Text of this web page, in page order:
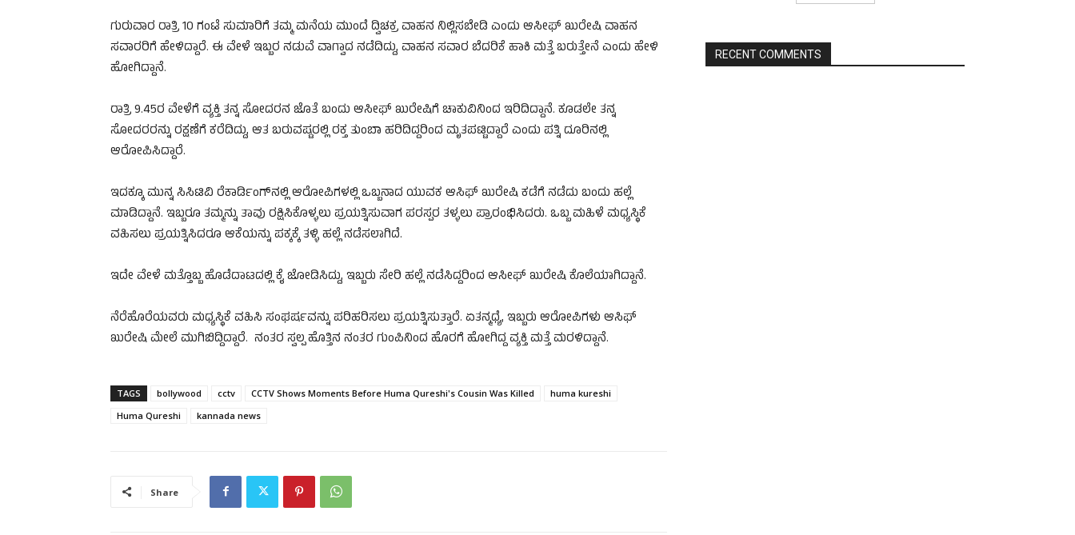
ಗುರುವಾರ ರಾತ್ರಿ 10 ಗಂಟೆ ಸುಮಾರಿಗೆ ತಮ್ಮ ಮನೆಯ ಮುಂದೆ ದ್ವಿಚಕ್ರ ವಾಹನ ನಿಲ್ಲಿಸಬೇಡಿ ಎಂದು ಆಸೀಫ್ ಖುರೇಷಿ ವಾಹನ
ಸವಾರರಿಗೆ ಹೇಳಿದ್ದಾರೆ. ಈ ವೇಳೆ ಇಬ್ಬರ ನಡುವೆ ವಾಗ್ವಾದ ನಡೆದಿದ್ದು, ವಾಹನ ಸವಾರ ಬೆದರಿಕೆ ಹಾಕಿ ಮತ್ತೆ ಬರುತ್ತೇನೆ ಎಂದು ಹೇಳಿ
ಹೋಗಿದ್ದಾನೆ.
ರಾತ್ರಿ 9.45ರ ವೇಳೆಗೆ ವ್ಯಕ್ತಿ ತನ್ನ ಸೋದರನ ಜೊತೆ ಬಂದು ಆಸೀಫ್ ಖುರೇಷಿಗೆ ಚಾಕುವಿನಿಂದ ಇರಿದಿದ್ದಾನೆ. ಕೂಡಲೇ ತನ್ನ
ಸೋದರರನ್ನು ರಕ್ಷಣೆಗೆ ಕರೆದಿದ್ದು, ಆತ ಬರುವಷ್ಟರಲ್ಲಿ ರಕ್ತ ತುಂಬಾ ಹರಿದಿದ್ದರಿಂದ ಮೃತಪಟ್ಟಿದ್ದಾರೆ ಎಂದು ಪತ್ನಿ ದೂರಿನಲ್ಲಿ
ಆರೋಪಿಸಿದ್ದಾರೆ.
ಇದಕ್ಕೂ ಮುನ್ನ ಸಿಸಿಟಿವಿ ರೆಕಾರ್ಡಿಂಗ್‌ನಲ್ಲಿ ಆರೋಪಿಗಳಲ್ಲಿ ಒಬ್ಬನಾದ ಯುವಕ ಆಸಿಫ್ ಖುರೇಷಿ ಕಡೆಗೆ ನಡೆದು ಬಂದು ಹಲ್ಲೆ
ಮಾಡಿದ್ದಾನೆ. ಇಬ್ಬರೂ ತಮ್ಮನ್ನು ತಾವು ರಕ್ಷಿಸಿಕೊಳ್ಳಲು ಪ್ರಯತ್ನಿಸುವಾಗ ಪರಸ್ಪರ ತಳ್ಳಲು ಪ್ರಾರಂಭಿಸಿದರು. ಒಬ್ಬ ಮಹಿಳೆ ಮಧ್ಯಸ್ಥಿಕೆ
ವಹಿಸಲು ಪ್ರಯತ್ನಿಸಿದರೂ ಆಕೆಯನ್ನು ಪಕ್ಕಕ್ಕೆ ತಳ್ಳಿ ಹಲ್ಲೆ ನಡೆಸಲಾಗಿದೆ.
ಇದೇ ವೇಳೆ ಮತ್ತೊಬ್ಬ ಹೊಡೆದಾಟದಲ್ಲಿ ಕೈ ಜೋಡಿಸಿದ್ದು, ಇಬ್ಬರು ಸೇರಿ ಹಲ್ಲೆ ನಡೆಸಿದ್ದರಿಂದ ಆಸೀಫ್ ಖುರೇಷಿ ಕೊಲೆಯಾಗಿದ್ದಾನೆ.
ನೆರೆಹೊರೆಯವರು ಮಧ್ಯಸ್ಥಿಕೆ ವಹಿಸಿ ಸಂಘರ್ಷವನ್ನು ಪರಿಹರಿಸಲು ಪ್ರಯತ್ನಿಸುತ್ತಾರೆ. ಏತನ್ಮಧ್ಯೆ, ಇಬ್ಬರು ಆರೋಪಿಗಳು ಆಸಿಫ್
ಖುರೇಷಿ ಮೇಲೆ ಮುಗಿಬಿದ್ದಿದ್ದಾರೆ. ನಂತರ ಸ್ವಲ್ಪ ಹೊತ್ತಿನ ನಂತರ ಗುಂಪಿನಿಂದ ಹೊರಗೆ ಹೋಗಿದ್ದ ವ್ಯಕ್ತಿ ಮತ್ತೆ ಮರಳಿದ್ದಾನೆ.
TAGS bollywood cctv CCTV Shows Moments Before Huma Qureshi's Cousin Was Killed
huma kureshi
Huma Qureshi
kannada news
Share
RECENT COMMENTS